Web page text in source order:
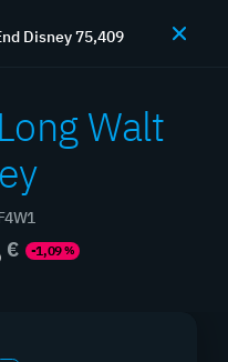
JETZT HANDELN
mit professionellen
Disney 75,409
Walt
€ -1,09%